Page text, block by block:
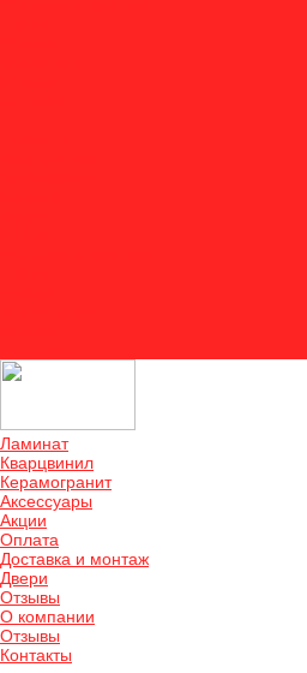
Ламинат
Кварцвинил
Керамогранит
Аксессуары
Акции
Оплата
Доставка и монтаж
Двери
Отзывы
О компании
Отзывы
Контакты